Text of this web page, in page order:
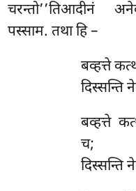
चरन्तो’’तिआदीनं
पस्साम. तथा हि –
बव्हत्ते
दिस्सन्ति
बव्हत्ते
च;
दिस्सन्ति